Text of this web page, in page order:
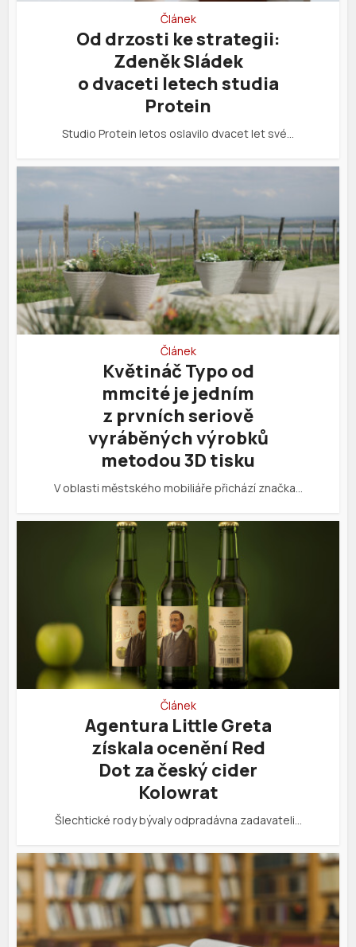
Článek
Od drzosti ke strategii:
Zdeněk Sládek
o dvaceti letech studia
Protein
Studio Protein letos oslavilo dvacet let své…
Článek
Květináč Typo od
mmcité je jedním
z prvních seriově
vyráběných výrobků
metodou 3D tisku
V oblasti městského mobiliáře přichází značka…
Článek
Agentura Little Greta
získala ocenění Red
Dot za český cider
Kolowrat
Šlechtické rody bývaly odpradávna zadavateli…